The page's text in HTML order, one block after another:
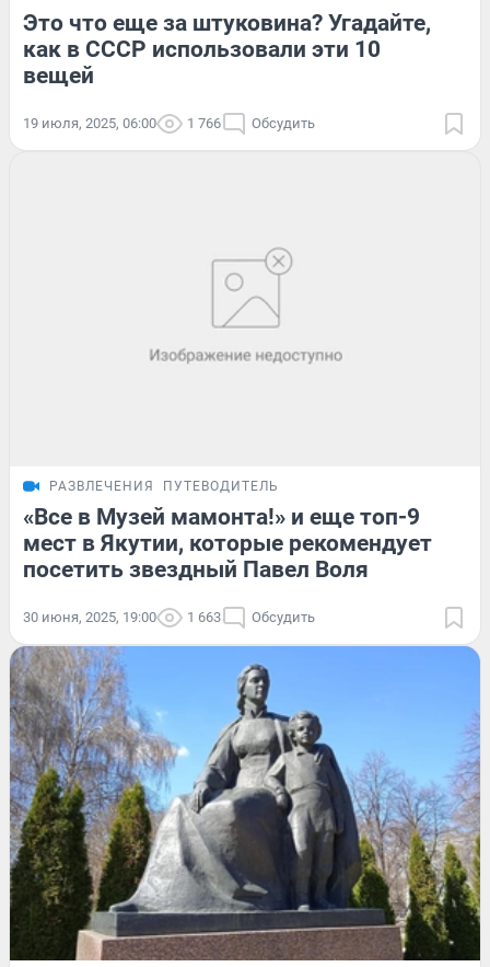
Это что еще за штуковина? Угадайте,
как в СССР использовали эти 10
вещей
19 июля, 2025, 06:00 1 766 Обсудить
РАЗВЛЕЧЕНИЯ ПУТЕВОДИТЕЛЬ
«Все в Музей мамонта!» и еще топ-9
мест в Якутии, которые рекомендует
посетить звездный Павел Воля
30 июня, 2025, 19:00 1 663 Обсудить